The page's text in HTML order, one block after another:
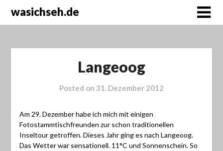
wasichseh.de
Langeoog
Posted on 31. Dezember 2012
Am 29. Dezember habe ich mich mit einigen
Fotostammtischfreunden zur schon traditionellen
Inseltour getroffen. Dieses Jahr ging es nach Langeoog.
Das Wetter war sensationell. 11°C und Sonnenschein. So